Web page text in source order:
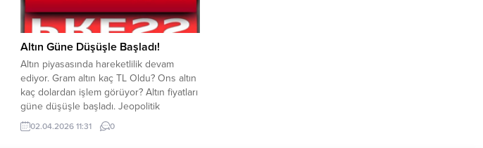
Altın Güne Düşüşle Başladı!
Altın piyasasında hareketlilik devam
ediyor. Gram altın kaç TL Oldu? Ons altın
kaç dolardan işlem görüyor? Altın fiyatları
güne düşüşle başladı. Jeopolitik
gelişmeler altın fiyatlarını etkilemeye
devam ediyor. ABD Başkanı Trump’ın
02.04.2026 11:31 0